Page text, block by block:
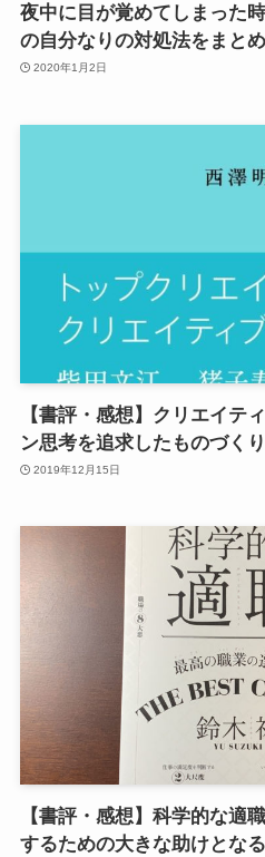
夜中に目が覚めてしまった
の自分なりの対処法をまとめ
2020年1月2日
【書評・感想】クリエイテ
ン思考を追求したものづく
2019年12月15日
【書評・感想】科学的な適
するための大きな助けとなる